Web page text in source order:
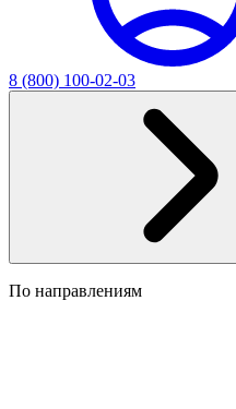
8 (800) 100-02-03
По направлениям